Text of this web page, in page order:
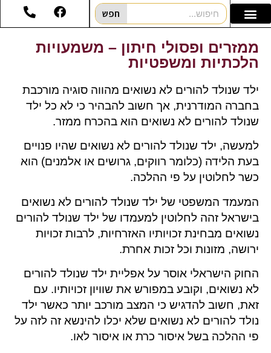
חפש
ממזרים ופסולי חיתון – משמעויות
הלכתיות ומשפטיות
ילד שנולד להורים לא נשואים מהווה סוגיה מורכבת
בחברה המודרנית, אך חשוב להבהיר כי לא כל ילד
שנולד להורים לא נשואים הוא בהכרח ממזר.
למעשה, ילד שנולד להורים לא נשואים שהיו פנויים
בעת הלידה (כלומר רווקים, גרושים או אלמנים) הוא
כשר לחלוטין על פי ההלכה.
המעמד המשפטי של ילד שנולד להורים לא נשואים
בישראל זהה לחלוטין למעמדו של ילד שנולד להורים
נשואים מבחינת זכויותיו האזרחיות, לרבות זכויות
ירושה, מזונות וכל זכות אחרת.
החוק הישראלי אוסר על אפליית ילד שנולד להורים
לא נשואים, וקובע במפורש את שוויון זכויותיו. עם
זאת, חשוב להדגיש כי המצב מורכב יותר כאשר ילד
נולד להורים לא נשואים שלא יכלו להינשא זה לזה על
פי ההלכה בשל איסור כרת או איסור לאו.